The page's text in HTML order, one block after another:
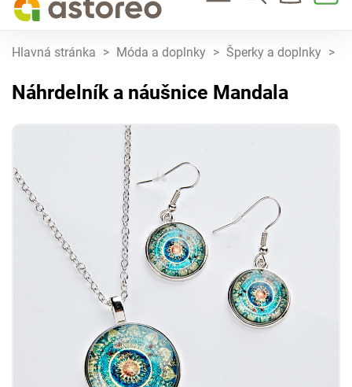
Hlavná stránka > Móda a doplnky > Šperky a doplnky >
Náhrdelník a náušnice Mandala